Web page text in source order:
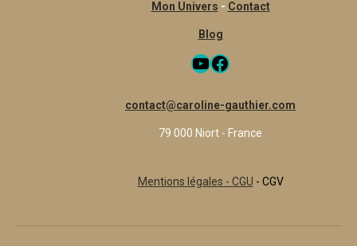
Mon Univers - Contact
Blog
YouTube
Facebook
contact@caroline-gauthier.com
79 000 Niort - France
Mentions légales - CGU - CGV